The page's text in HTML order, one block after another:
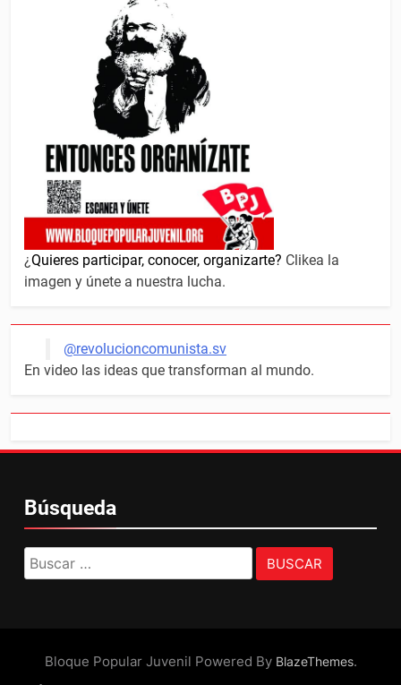
¿Quieres participar, conocer, organizarte? Clikea la
imagen y únete a nuestra lucha.
@revolucioncomunista.sv
En video las ideas que transforman al mundo.
Búsqueda
Buscar:
Bloque Popular Juvenil Powered By BlazeThemes.